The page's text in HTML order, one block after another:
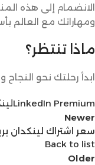
الانضمام إلى هذه
ومهاراتك مع العالم
ماذا تنتظر؟
ابدأ رحلتك نحو النجاح
LinkedIn Premium
Newer
سعر اشتراك لينكدان
Back to list
Older